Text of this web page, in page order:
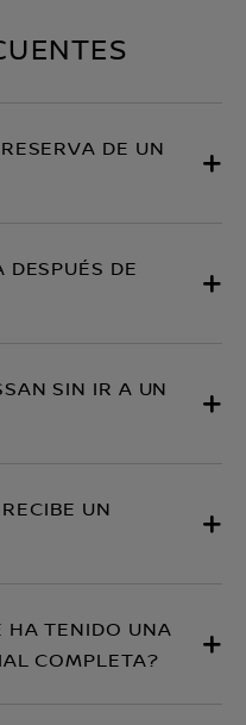
DE UN
DE
SIN IR A UN
UN
HA TENIDO UNA
COMPLETA?